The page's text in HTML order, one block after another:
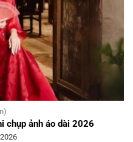
chụp ảnh áo dài 2026